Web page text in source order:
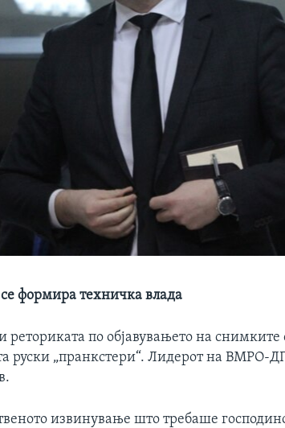
формира техничка влада
реториката по објавувањето на снимките
руски „пранкстери“. Лидерот на ВМРО-
извинување што требаше